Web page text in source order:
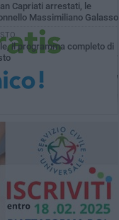
Capriati arrestati, le
Massimiliano Galasso
il programma completo di